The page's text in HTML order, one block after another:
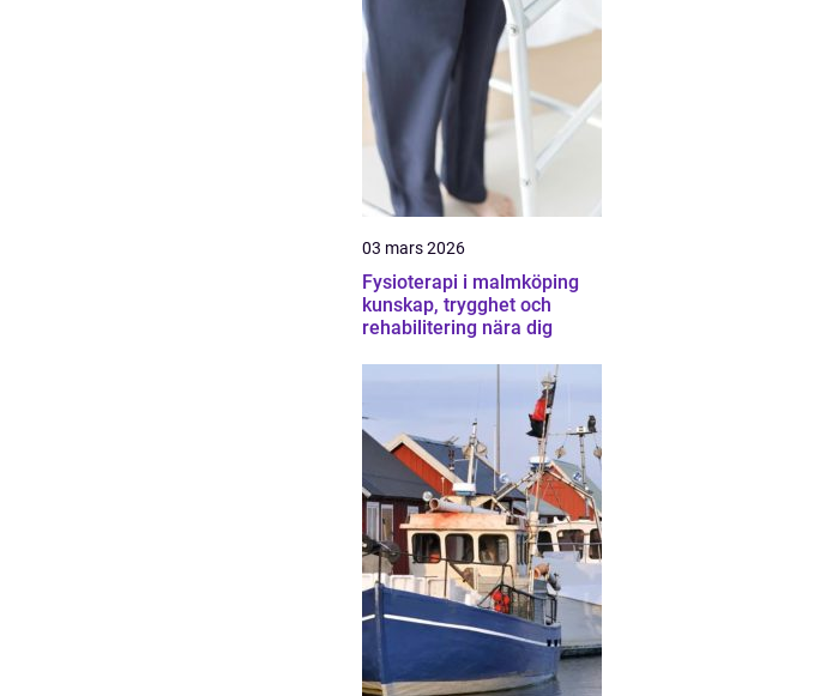
03 mars 2026
Fysioterapi i malmköping
kunskap, trygghet och
rehabilitering nära dig